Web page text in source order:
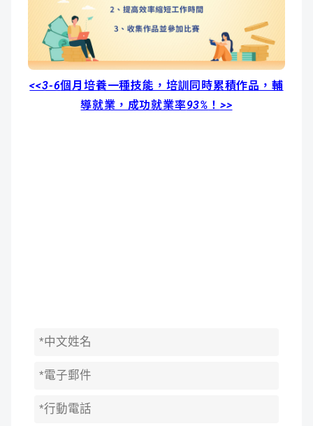
<<3-6個月培養一種技能，培訓同時累積作品，輔
導就業，成功就業率93% ！ >>